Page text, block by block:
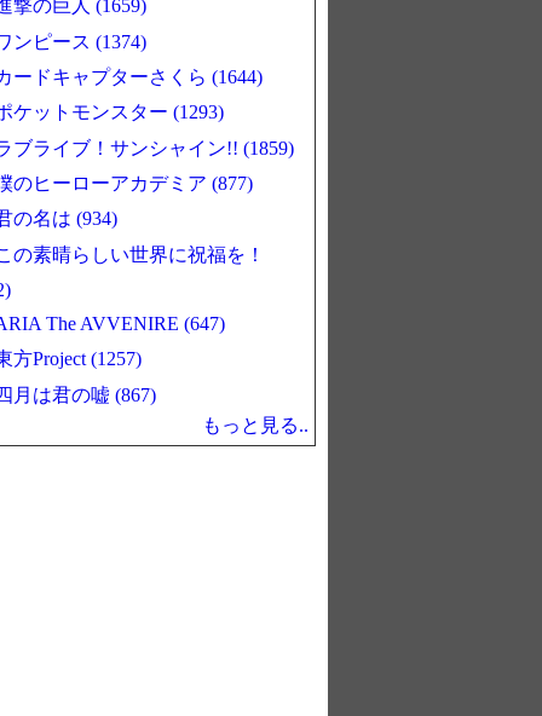
撃の巨人 (1659)
ンピース (1374)
ードキャプターさくら (1644)
ケットモンスター (1293)
ブライブ！サンシャイン!! (1859)
のヒーローアカデミア (877)
の名は (934)
の素晴らしい世界に祝福を！
The AVVENIRE (647)
方Project (1257)
月は君の嘘 (867)
もっと見る..